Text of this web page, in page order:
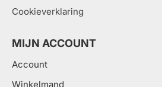
Cookieverklaring
MIJN ACCOUNT
Account
Winkelmand